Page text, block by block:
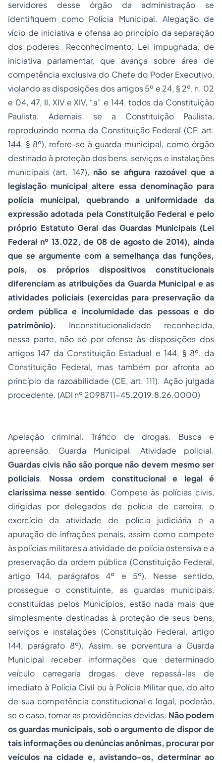
servidores desse órgão da administração se
identifiquem como Polícia Municipal. Alegação de
vício de iniciativa e ofensa ao princípio da separação
dos poderes. Reconhecimento. Lei impugnada, de
iniciativa parlamentar, que avança sobre área de
competência exclusiva do Chefe do Poder Executivo,
violando as disposições dos artigos 5º e 24, § 2º, n. 02
e 04, 47, II, XIV e XIV, “a” e 144, todos da Constituição
Paulista. Ademais, se a Constituição Paulista,
reproduzindo norma da Constituição Federal (CF, art.
144, § 8º), refere-se à guarda municipal, como órgão
destinado à proteção dos bens, serviços e instalações
municipais (art. 147), não se afigura razoável que a
legislação municipal altere essa denominação para
polícia municipal, quebrando a uniformidade da
expressão adotada pela Constituição Federal e pelo
próprio Estatuto Geral das Guardas Municipais (Lei
Federal nº 13.022, de 08 de agosto de 2014), ainda
que se argumente com a semelhança das funções,
pois, os próprios dispositivos constitucionais
diferenciam as atribuições da Guarda Municipal e as
atividades policiais (exercidas para preservação da
ordem pública e incolumidade das pessoas e do
patrimônio). Inconstitucionalidade reconhecida,
nessa parte, não só por ofensa às disposições dos
artigos 147 da Constituição Estadual e 144, § 8º, da
Constituição Federal, mas também por afronta ao
princípio da razoabilidade (CE, art. 111). Ação julgada
procedente. (ADI nº 2098711-45.2019.8.26.0000)
Apelação criminal. Tráfico de drogas. Busca e
apreensão. Guarda Municipal. Atividade policial.
Guardas civis não são porque não devem mesmo ser
policiais. Nossa ordem constitucional e legal é
claríssima nesse sentido. Compete às polícias civis,
dirigidas por delegados de polícia de carreira, o
exercício da atividade de polícia judiciária e a
apuração de infrações penais, assim como compete
às polícias militares a atividade de polícia ostensiva e a
preservação da ordem pública (Constituição Federal,
artigo 144, parágrafos 4º e 5º). Nesse sentido,
prossegue o constituinte, as guardas municipais,
constituídas pelos Municípios, estão nada mais que
simplesmente destinadas à proteção de seus bens,
serviços e instalações (Constituição Federal, artigo
144, parágrafo 8º). Assim, se porventura a Guarda
Municipal receber informações que determinado
veículo carregaria drogas, deve repassá-las de
imediato à Polícia Civil ou à Polícia Militar que, do alto
de sua competência constitucional e legal, poderão,
se o caso, tomar as providências devidas. Não podem
os guardas municipais, sob o argumento de dispor de
tais informações ou denúncias anônimas, procurar por
veículos na cidade e, avistando-os, determinar ao